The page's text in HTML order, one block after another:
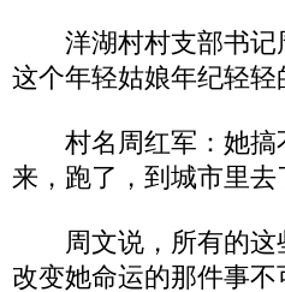
洋湖村村支部书记
这个年轻姑娘年纪轻
村名周红军：她搞
来，跑了，到城市里
周文说，所有的这
改变她命运的那件事